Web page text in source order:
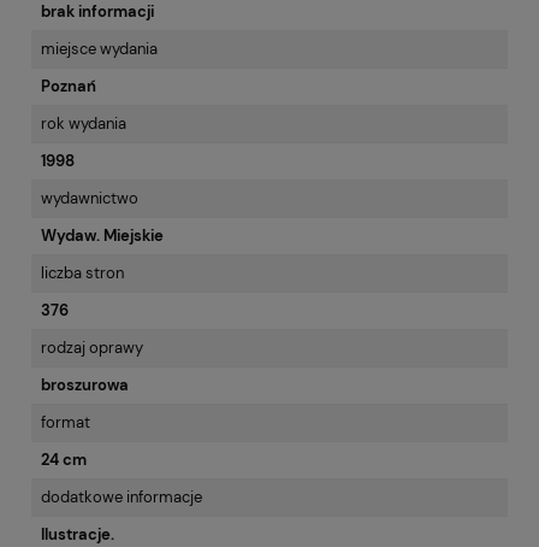
brak informacji
miejsce wydania
Poznań
rok wydania
1998
wydawnictwo
Wydaw. Miejskie
liczba stron
376
rodzaj oprawy
broszurowa
format
24 cm
dodatkowe informacje
Ilustracje.